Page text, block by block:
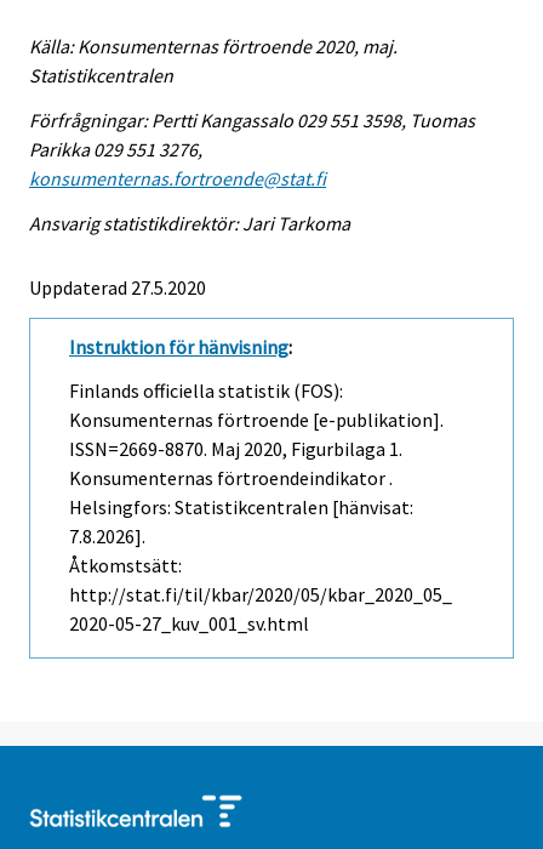
Källa: Konsumenternas förtroende 2020, maj.
Statistikcentralen
Förfrågningar: Pertti Kangassalo 029 551 3598, Tuomas
Parikka 029 551 3276,
konsumenternas.fortroende@stat.fi
Ansvarig statistikdirektör: Jari Tarkoma
Uppdaterad 27.5.2020
Instruktion för hänvisning:
Finlands officiella statistik (FOS):
Konsumenternas förtroende [e-publikation].
ISSN=2669-8870. Maj 2020, Figurbilaga 1.
Konsumenternas förtroendeindikator .
Helsingfors: Statistikcentralen [hänvisat:
7.8.2026].
Åtkomstsätt:
http://stat.fi/til/kbar/2020/05/kbar_2020_05_
2020-05-27_kuv_001_sv.html